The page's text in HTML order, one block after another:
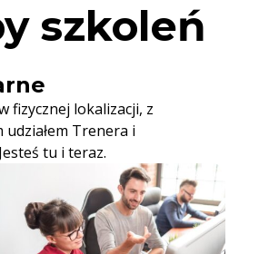
szkoleń
fizycznej lokalizacji, z
Trenera i
tu i teraz.